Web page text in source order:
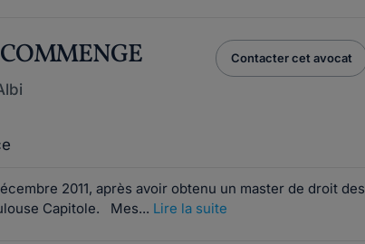
Contacter cet avocat
2011, après avoir obtenu un master de droit des
Capitole. Mes... Lire la suite